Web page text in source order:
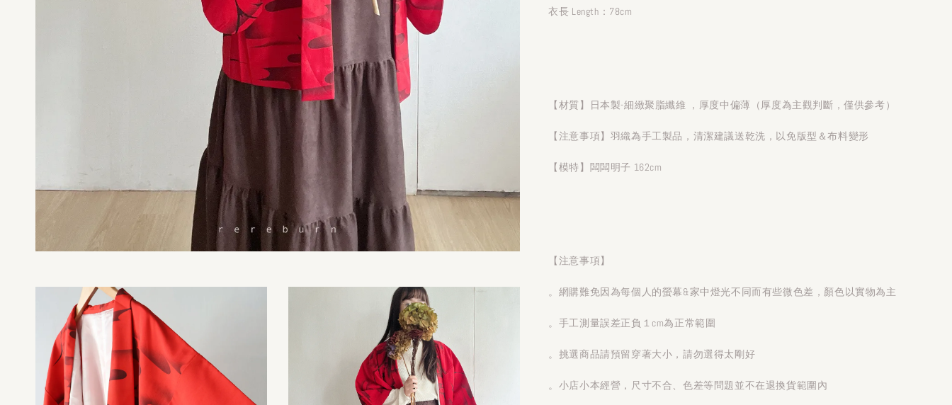
衣長 Length：78cm
【材質】日本製-細緻聚脂纖維 ，厚度中偏薄（厚度為主觀判斷，僅供參考）
【注意事項】羽織為手工製品，清潔建議送乾洗，以免版型＆布料變形
【模特】闆闆明子 162cm
【注意事項】
。網購難免因為每個人的螢幕&家中燈光不同而有些微色差，顏色以實物為主
。手工測量誤差正負１cm為正常範圍
。挑選商品請預留穿著大小，請勿選得太剛好
。小店小本經營，尺寸不合、色差等問題並不在退換貨範圍內